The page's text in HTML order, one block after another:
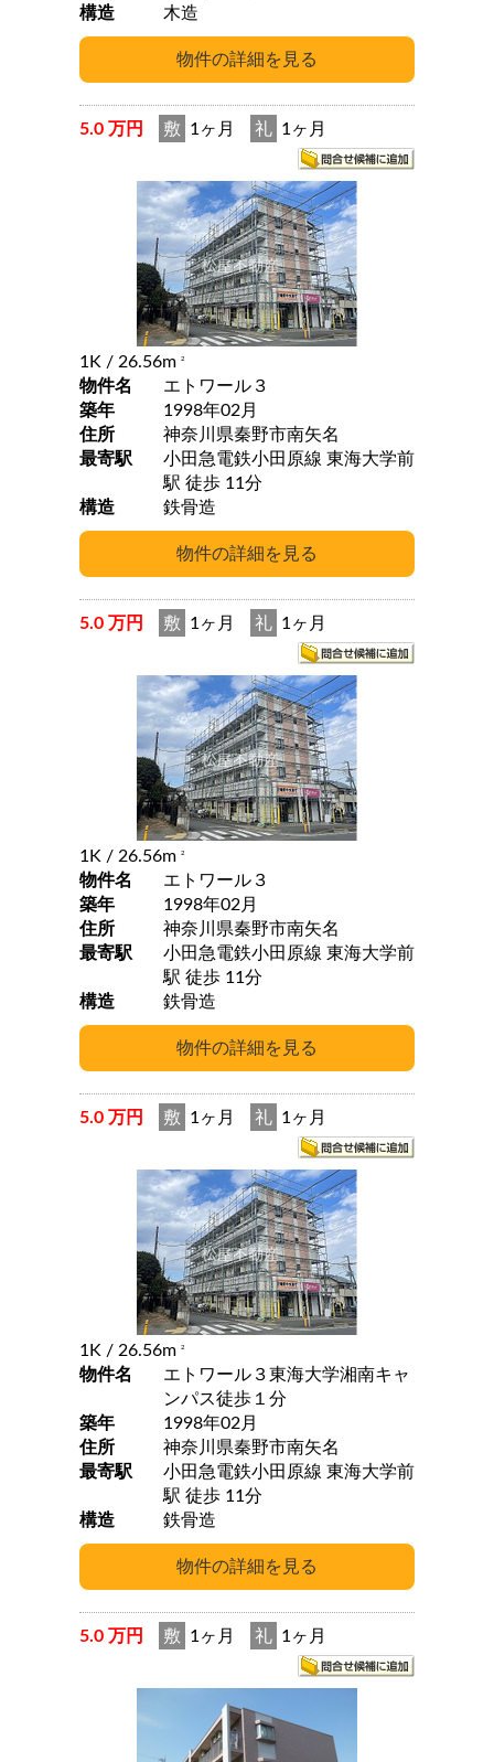
構造
木造
5.0 万円 敷 1ヶ月 礼 1ヶ月
1K / 26.56m 2
物件名
エトワール３
築年
1998年02月
住所
神奈川県秦野市南矢名
最寄駅
小田急電鉄小田原線 東海大学前
駅 徒歩 11分
構造
鉄骨造
5.0 万円 敷 1ヶ月 礼 1ヶ月
1K / 26.56m 2
物件名
エトワール３
築年
1998年02月
住所
神奈川県秦野市南矢名
最寄駅
小田急電鉄小田原線 東海大学前
駅 徒歩 11分
構造
鉄骨造
5.0 万円 敷 1ヶ月 礼 1ヶ月
1K / 26.56m 2
物件名
エトワール３東海大学湘南キャ
ンパス徒歩１分
築年
1998年02月
住所
神奈川県秦野市南矢名
最寄駅
小田急電鉄小田原線 東海大学前
駅 徒歩 11分
構造
鉄骨造
5.0 万円 敷 1ヶ月 礼 1ヶ月